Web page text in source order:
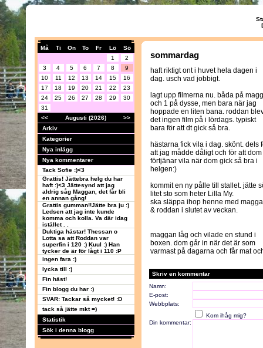
Må Ti On To Fr Lö
Sö
1
2
3
4 5 6 7 8
9
10
11 12 13 14 15
16
17
18 19 20 21 22
23
24
25 26 27 28 29
30
31
<<
Augusti (2026)
>>
Arkiv
Kategorier
Nya inlägg
Nya kommentarer
Tack Sofie :)<3
Grattis! Jättebra helg du har
haft :)<3 Jättesynd att jag
aldrig såg Maggan, det får bli
en annan gång!
Grattis gumman!!Jätte bra ju :)
Ledsen att jag inte kunde
komma och kolla. Va där idag
istället . .
Duktiga hästar! Thessan o
Lotta sa att Roddan var
superfin i 120 :) Kuul :) Han
tycker de är för lågt i 110 :P
ingen fara :)
lycka till :)
Fin häst!
Fin blogg du har :)
SVAR: Tackar så mycket! :D
tack så jätte mkt =)
Statistik
Sök i denna blogg
sommardag
haft riktigt ont i huvet hela dagen i
dag. usch vad jobbigt.
lagt upp filmerna nu. båda på
och 1 på dysse, men bara när jag
hoppade en liten bana. roddan
det ingen film på i lördags. typiskt
bara för att dt gick så bra.
hästarna fick vila i dag. skönt. dels
att jag mådde dåligt och för att dom
förtjänar vila när dom gick så bra i
helgen:)
kommit en ny pålle till stallet. jätte
litet sto som heter Lilla My.
ska släppa ihop henne med
& roddan i slutet av veckan.
maggan låg och vilade en stund i
boxen. dom går in när det är som
varmast på dagarna och får mat
Skriv en kommentar
Namn:
E-post:
Webbplats:
Kom ihåg mig?
Din kommentar: